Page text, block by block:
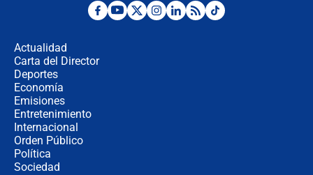
Desde dermatitis hasta infecciones:
Actualidad
Carta del Director
Deportes
Economía
Emisiones
Entretenimiento
Internacional
Orden Público
Política
Sociedad